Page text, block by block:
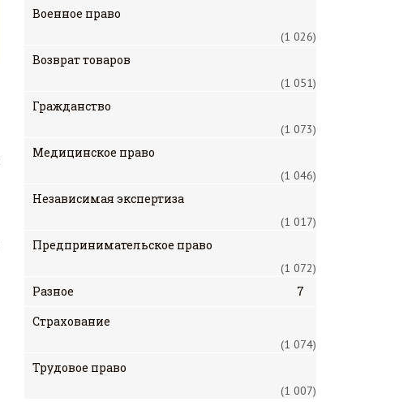
Военное право
(1 026)
Возврат товаров
(1 051)
Гражданство
(1 073)
Медицинское право
(1 046)
Независимая экспертиза
(1 017)
Предпринимательское право
(1 072)
Разное
7
Страхование
(1 074)
Трудовое право
(1 007)